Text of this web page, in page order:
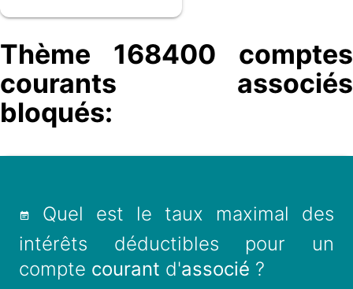
Thème 168400 comptes
courants associés
bloqués:
Quel est le taux maximal des
intérêts déductibles pour un
compte courant d'associé ?